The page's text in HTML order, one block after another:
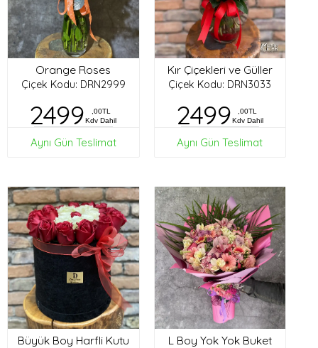
Orange Roses
Çiçek Kodu: DRN2999
2499
,00TL
Kdv Dahil
Aynı Gün Teslimat
Kır Çiçekleri ve Güller
Çiçek Kodu: DRN3033
2499
,00TL
Kdv Dahil
Aynı Gün Teslimat
Büyük Boy Harfli Kutu L Boy Yok Yok Buket